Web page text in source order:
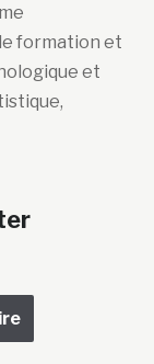
formation et
et